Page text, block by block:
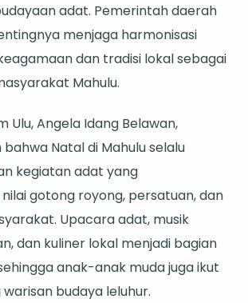
dan
adat. Pemerintah daerah
menjaga harmonisasi
dan tradisi lokal sebagai
Mahulu.
Ulu, Angela Idang Belawan,
Natal di Mahulu selalu
kegiatan adat yang
gotong royong, persatuan, dan
Upacara adat, musik
dan kuliner lokal menjadi bagian
anak-anak muda juga ikut
budaya leluhur.